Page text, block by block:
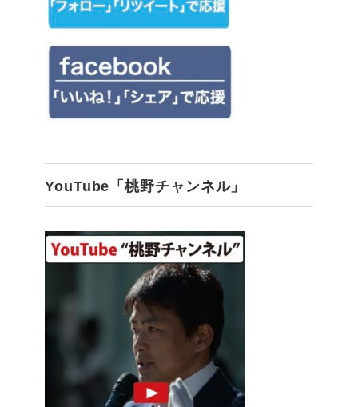
YouTube「桃野チャンネル」